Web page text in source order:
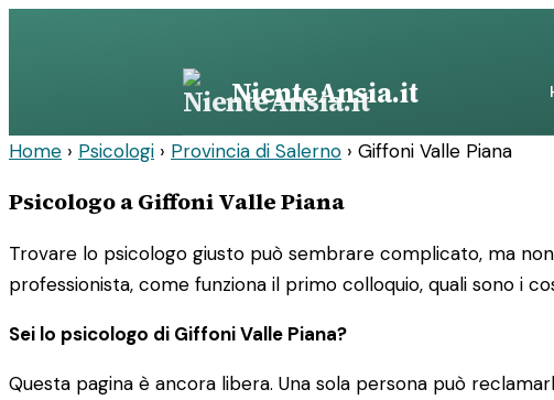
NienteAnsia.it
Home › Psicologi › Provincia di Salerno › Giffoni Valle Piana
Psicologo a Giffoni Valle Piana
Trovare lo psicologo giusto può sembrare complicato, ma
professionista, come funziona il primo colloquio, quali sono i
Sei lo psicologo di Giffoni Valle Piana?
Questa pagina è ancora libera. Una sola persona può